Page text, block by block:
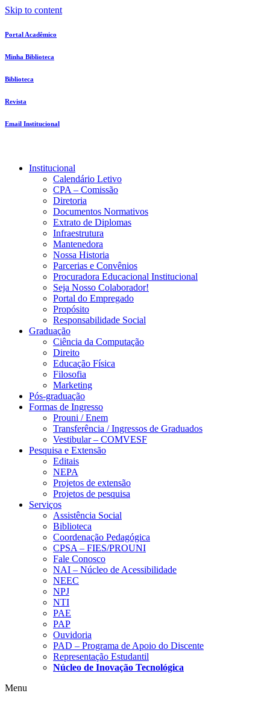
Skip to content
Portal Acadêmico
Minha Biblioteca
Biblioteca
Revista
Email Institucional
Institucional
Calendário Letivo
CPA – Comissão
Diretoria
Documentos Normativos
Extrato de Diplomas
Infraestrutura
Mantenedora
Nossa Historia
Parcerias e Convênios
Procuradora Educacional Institucional
Seja Nosso Colaborador!
Portal do Empregado
Propósito
Responsabilidade Social
Graduação
Ciência da Computação
Direito
Educação Física
Filosofia
Marketing
Pós-graduação
Formas de Ingresso
Prouni / Enem
Transferência / Ingressos de Graduados
Vestibular – COMVESF
Pesquisa e Extensão
Editais
NEPA
Projetos de extensão
Projetos de pesquisa
Serviços
Assistência Social
Biblioteca
Coordenação Pedagógica
CPSA – FIES/PROUNI
Fale Conosco
NAI – Núcleo de Acessibilidade
NEEC
NPJ
NTI
PAE
PAP
Ouvidoria
PAD – Programa de Apoio do Discente
Representação Estudantil
Núcleo de Inovação Tecnológica
Menu